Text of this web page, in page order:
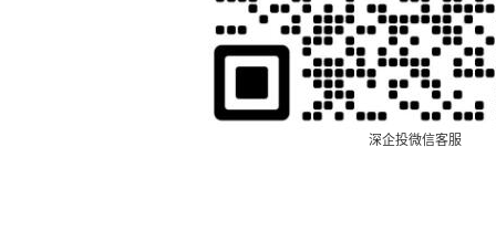
深企投微信客服